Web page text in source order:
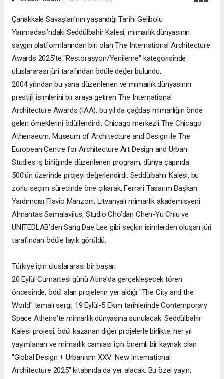
Çanakkale Savaşları’nın yaşandığı Tarihi Gelibolu
Yarımadası’ndaki Seddülbahir Kalesi, mimarlık dünyasının
saygın platformlarından biri olan The International Architecture
Awards 2025’te "Restorasyon/Yenileme" kategorisinde
uluslararası jüri tarafından ödüle değer bulundu.
2004 yılından bu yana düzenlenen ve mimarlık dünyasının
prestijli isimlerini bir araya getiren The International
Architecture Awards (IAA), bu yıl da çağdaş mimarlığın önde
gelen örneklerini ödüllendirdi. Chicago merkezli The Chicago
Athenaeum: Museum of Architecture and Design ile The
European Centre for Architecture Art Design and Urban
Studies iş birliğinde düzenlenen program, dünya çapında
500’ün üzerinde projeyi değerlendirdi. Seddülbahir Kalesi, bu
zorlu seçim sürecinde öne çıkarak, Ferrari Tasarım Başkan
Yardımcısı Flavio Manzoni, Litvanyalı mimarlık akademisyeni
Almantas Samalaviius, Studio Cho’dan Chen-Yu Chiu ve
UNITEDLAB’den Sang Dae Lee gibi seçkin isimlerden oluşan jüri
tarafından ödüle layık görüldü.
Türkiye için uluslararası bir başarı
20 Eylül Cumartesi günü Atina’da gerçekleşecek tören
öncesinde, ödül alan projelerin yer aldığı "The City and the
World" temalı sergi, 19 Eylül-5 Ekim tarihlerinde Contemporary
Space Athens’te mimarlık dünyasına sunulacak. Seddülbahir
Kalesi projesi, ödül kazanan diğer projelerle birlikte, her yıl
yayımlanan ve mimarlık camiası için önemli bir kaynak olan
"Global Design + Urbanism XXV: New International
Architecture 2025" kitabında da yer alacak. Bu özel yayın,